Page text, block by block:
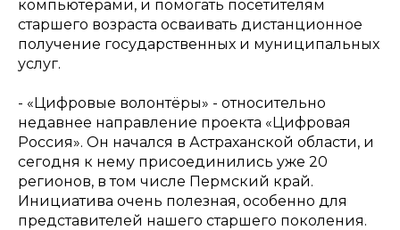
компьютерами, и помогать посетителям
старшего возраста осваивать дистанционное
получение государственных и муниципальных
услуг.
- «Цифровые волонтёры» - относительно
недавнее направление проекта «Цифровая
Россия». Он начался в Астраханской области, и
сегодня к нему присоединились уже 20
регионов, в том числе Пермский край.
Инициатива очень полезная, особенно для
представителей нашего старшего поколения.